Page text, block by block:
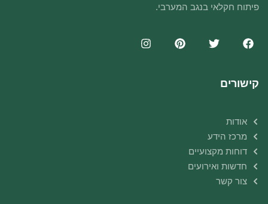
פיתוח חקלאי בנגב המערבי.
קישורים
אודות
מרכז הידע
דוחות מקצועיים
חדשות ואירועים
צור קשר